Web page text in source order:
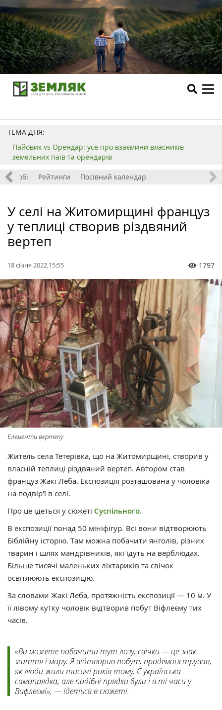
ТЕМА ДНЯ:
Пайовик vs Орендар: усе про взаємини власників
земельних паїв та орендарів
і хобі Рейтинги Посівний календар
У селі на Житомирщині француз
у теплиці створив різдвяний
вертеп
18 січня 2022,15:55 1797
Елементи вертепу
Житель села Тетерівка, що на Житомирщині, створив у
власній теплиці різдвяний вертеп. Автором став
француз Жакі Леба. Експозиція розташована у чоловіка
на подвір'ї в селі.
Про це ідеться у сюжеті Суспільного.
В експозиції понад 50 мініфігур. Всі вони відтворюють
Біблійну історію. Там можна побачити янголів, різних
тварин і шлях мандрівників, які їдуть на верблюдах.
Більше тисячі маленьких ліхтариків та свічок
освітлюють експозицію.
За словами Жакі Леба, протяжність експозиції — 10 м. У
її лівому кутку чоловік відтворив побут Віфлеєму тих
часів.
«Ви можете побачити тут лозу, свічки — це знак
життя і миру. Я відтворив побут, продемонстрував,
як люди жили тисячі років тому. Є українська
самопрядка, але подібні прядки були і в ті часи у
Вифлеємі», — ідеться в сюжеті.